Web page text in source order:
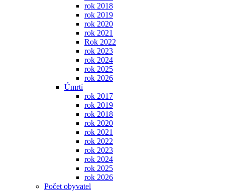
rok 2018
rok 2019
rok 2020
rok 2021
Rok 2022
rok 2023
rok 2024
rok 2025
rok 2026
Úmrtí
rok 2017
rok 2019
rok 2018
rok 2020
rok 2021
rok 2022
rok 2023
rok 2024
rok 2025
rok 2026
Počet obyvatel